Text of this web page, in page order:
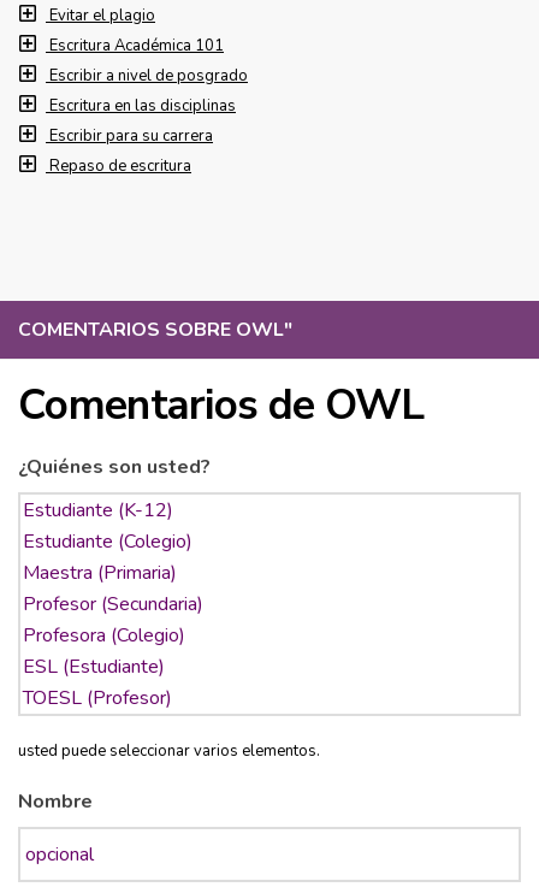
COMENTARIOS SOBRE OWL"
Comentarios de OWL
¿Quiénes son usted?
usted puede seleccionar varios elementos.
Nombre
Evitar el plagio
Escritura Académica 101
Escribir a nivel de posgrado
Escritura en las disciplinas
Escribir para su carrera
Repaso de escritura